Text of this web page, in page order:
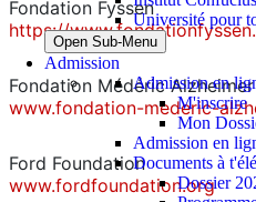
Université pour
Open Sub-Menu
Admission
Admission en
M'inscrire
Mon
Admission en
Documents à
Dossier
Fondation Fyssen
https://
Fondation Médéric Alzheimer
www.fondation-mederic-
Ford Foundation
www.fordfoundation.org